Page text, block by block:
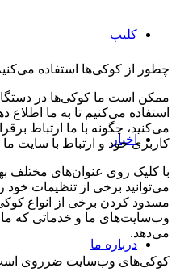
کلیپ
اخبار
درباره ما
چطور از کوکی‌ها استفاده
ممکن است ما کوکی‌ها در
استفاده می‌کنیم تا به ما
می‌کنید، چگونه با ما ارتباط
کاربری خود و ارتباط با سایت
با کلیک روی عنوان‌های مختلف
می‌توانید برخی از تنظیمات خود
مسدود کردن برخی از انواع
وب‌سایت‌های ما و خدماتی که ما
می‌دهد.
کوکی‌های وب‌سایت ضرروی